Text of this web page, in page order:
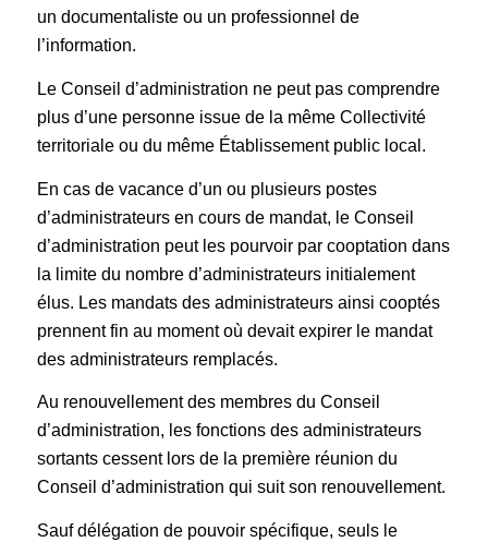
un documentaliste ou un professionnel de
l’information.
Le Conseil d’administration ne peut pas comprendre
plus d’une personne issue de la même Collectivité
territoriale ou du même Établissement public local.
En cas de vacance d’un ou plusieurs postes
d’administrateurs en cours de mandat, le Conseil
d’administration peut les pourvoir par cooptation dans
la limite du nombre d’administrateurs initialement
élus. Les mandats des administrateurs ainsi cooptés
prennent fin au moment où devait expirer le mandat
des administrateurs remplacés.
Au renouvellement des membres du Conseil
d’administration, les fonctions des administrateurs
sortants cessent lors de la première réunion du
Conseil d’administration qui suit son renouvellement.
Sauf délégation de pouvoir spécifique, seuls le